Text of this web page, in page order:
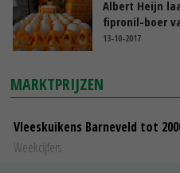
Albert Heijn
fipronil-boer
13-10-2017
MARKTPRIJZEN
Vleeskuikens Barneveld tot
Weekcijfers